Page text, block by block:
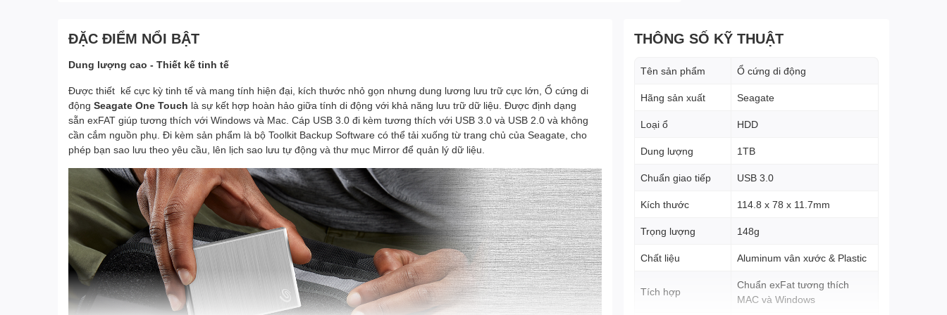
ĐẶC ĐIỂM NỔI BẬT
Dung lượng cao - Thiết kế tinh tế
Được thiết kế cực kỳ tinh tế và mang tính hiện đại, kích thước nhỏ gọn nhưng dung lương lưu trữ cực lớn, Ổ cứng di
động Seagate One Touch là sự kết hợp hoàn hảo giữa tính di động với khả năng lưu trữ dữ liệu. Được định dạng
sẵn exFAT giúp tương thích với Windows và Mac. Cáp USB 3.0 đi kèm tương thích với USB 3.0 và USB 2.0 và không
cần cắm nguồn phụ. Đi kèm sản phẩm là bộ Toolkit Backup Software có thể tải xuống từ trang chủ của Seagate, cho
phép bạn sao lưu theo yêu cầu, lên lịch sao lưu tự động và thư mục Mirror để quản lý dữ liệu.
THÔNG SỐ KỸ THUẬT
Tên sản phẩm Ổ cứng di động
Hãng sản xuất Seagate
Loại ổ HDD
Dung lượng 1TB
Chuẩn giao tiếp USB 3.0
Kích thước 114.8 x 78 x 11.7mm
Trọng lượng 148g
Chất liệu Aluminum vân xước & Plastic
Tích hợp
Chuẩn exFat tương thích
MAC và Windows